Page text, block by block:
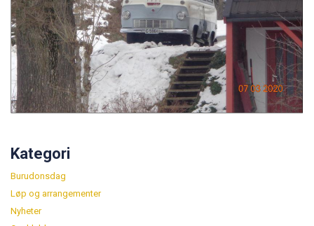
Kategori
Burudonsdag
Løp og arrangementer
Nyheter